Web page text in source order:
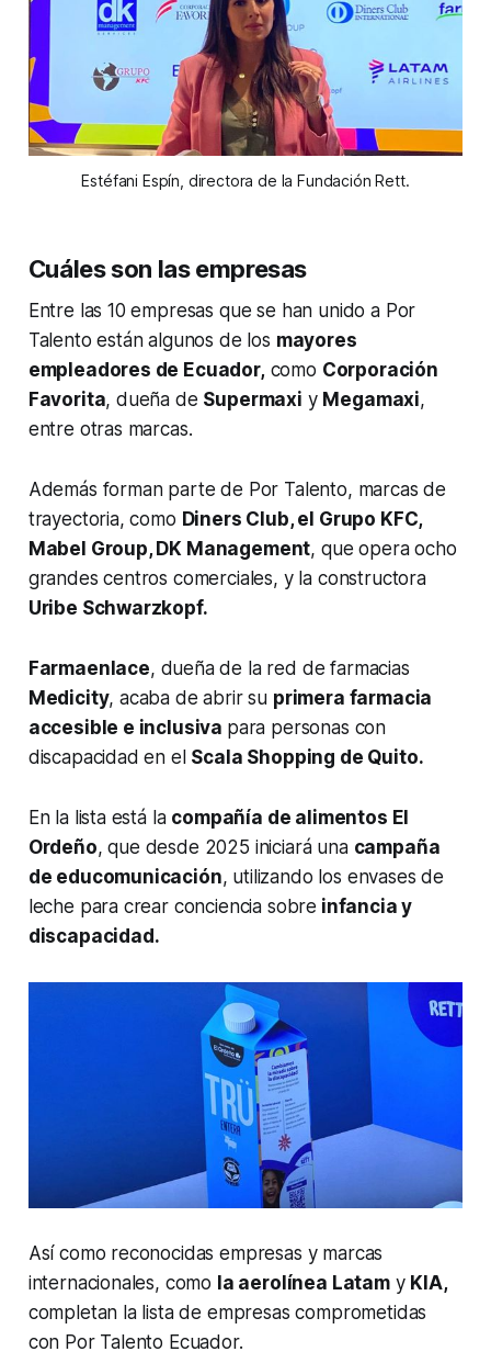
Estéfani Espín, directora de la Fundación Rett.
Cuáles son las empresas
Entre las 10 empresas que se han unido a Por
Talento están algunos de los mayores
empleadores de Ecuador,como Corporación
Favorita, dueña de Supermaxi y Megamaxi,
entre otras marcas.
Además forman parte de Por Talento, marcas de
trayectoria, como Diners Club, el Grupo KFC,
Mabel Group, DK Management, que opera ocho
grandes centros comerciales, y la constructora
Uribe Schwarzkopf.
Farmaenlace, dueña de la red de farmacias
Medicity, acaba de abrir su primera farmacia
accesible e inclusiva para personas con
discapacidad en el Scala Shopping de Quito.
En la lista está la compañía de alimentos El
Ordeño, que desde 2025 iniciará una campaña
de educomunicación, utilizando los envases de
leche para crear conciencia sobre infancia y
discapacidad.
Así como reconocidas empresas y marcas
internacionales, como la aerolínea Latamy KIA,
completan la lista de empresas comprometidas
con Por Talento Ecuador.